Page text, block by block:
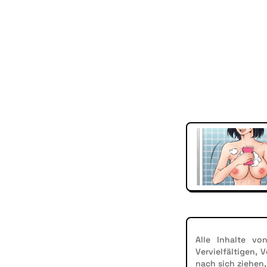
Alle Inhalte
Vervielfältigen,
nach sich